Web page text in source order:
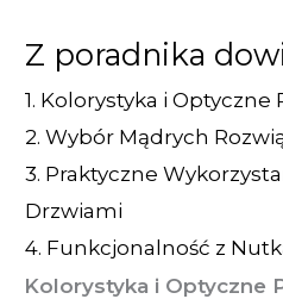
Z poradnika
1. Kolorystyka i Optyczne
2. Wybór Mądrych
3. Praktyczne
Drzwiami
4. Funkcjonalność z
Kolorystyka i Optyczne